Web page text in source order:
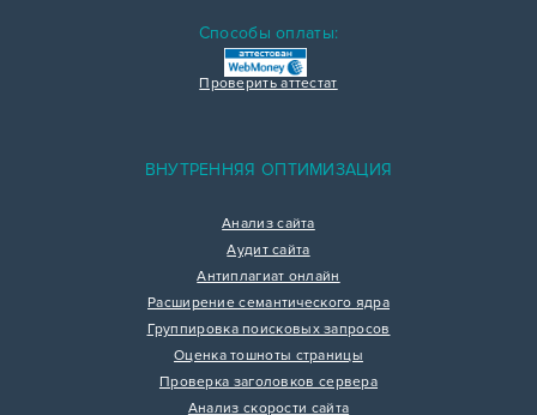
Способы оплаты:
Проверить аттестат
ВНУТРЕННЯЯ ОПТИМИЗАЦИЯ
Анализ сайта
Аудит сайта
Антиплагиат онлайн
Расширение семантического ядра
Группировка поисковых запросов
Оценка тошноты страницы
Проверка заголовков сервера
Анализ скорости сайта